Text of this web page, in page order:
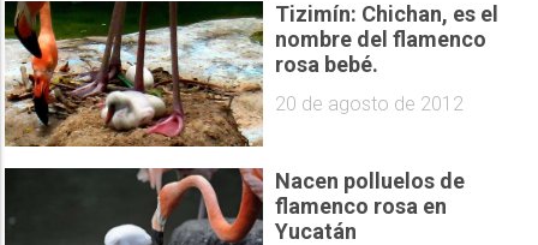
Tizimín: Chichan, es el
nombre del flamenco
rosa bebé.
20 de agosto de 2012
Nacen polluelos de
flamenco rosa en
Yucatán